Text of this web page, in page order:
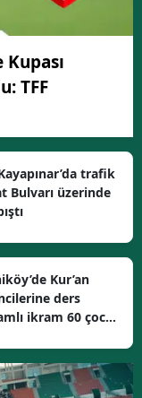
TFF
trafik
Bulvarı üzerinde
Kur’an
ders
ikram 60 çocuk